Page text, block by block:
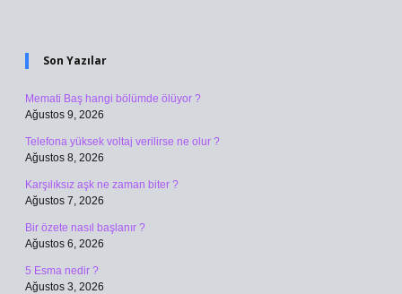
Son Yazılar
Memati Baş hangi bölümde ölüyor ?
Ağustos 9, 2026
Telefona yüksek voltaj verilirse ne olur ?
Ağustos 8, 2026
Karşılıksız aşk ne zaman biter ?
Ağustos 7, 2026
Bir özete nasıl başlanır ?
Ağustos 6, 2026
5 Esma nedir ?
Ağustos 3, 2026